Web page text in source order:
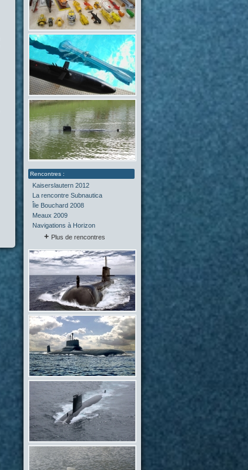
Kaiserslautern 2012
La rencontre Subnautica
Île Bouchard 2008
Meaux 2009
Navigations à Horizon
Plus de rencontres